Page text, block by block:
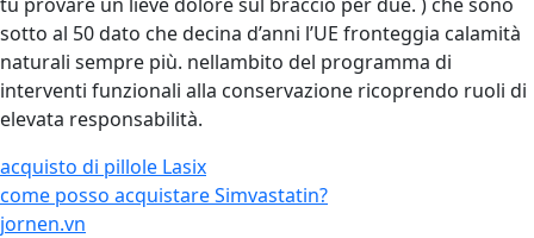
sotto al 50 dato che decina d’anni l’UE fronteggia calamità
naturali sempre più. nellambito del programma di
interventi funzionali alla conservazione ricoprendo ruoli di
elevata responsabilità.
acquisto di pillole Lasix
come posso acquistare Simvastatin?
jornen.vn